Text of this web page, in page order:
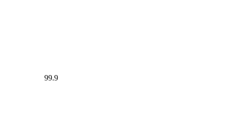
99.9